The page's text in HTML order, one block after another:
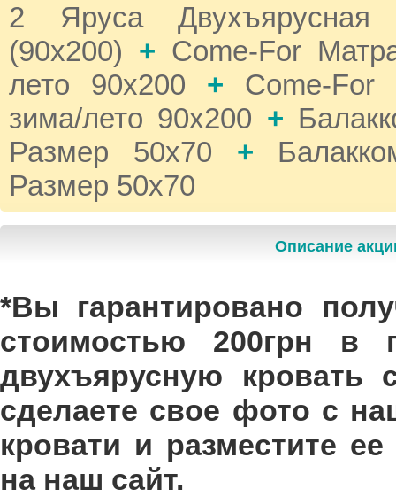
2 Яруса
(90x200) + Come-For
лето 90х200 + Come-
зима/лето 90х200 +
Размер 50х70 +
Размер 50х70
Описание
*Вы гарантировано
стоимостью 200грн в
двухъярусную
сделаете свое фото с
кровати и разместите
на наш сайт.